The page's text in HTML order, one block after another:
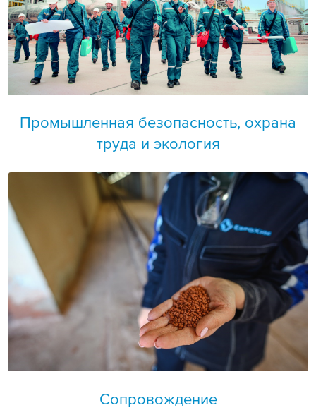
Промышленная безопасность, охрана
труда и экология
Сопровождение